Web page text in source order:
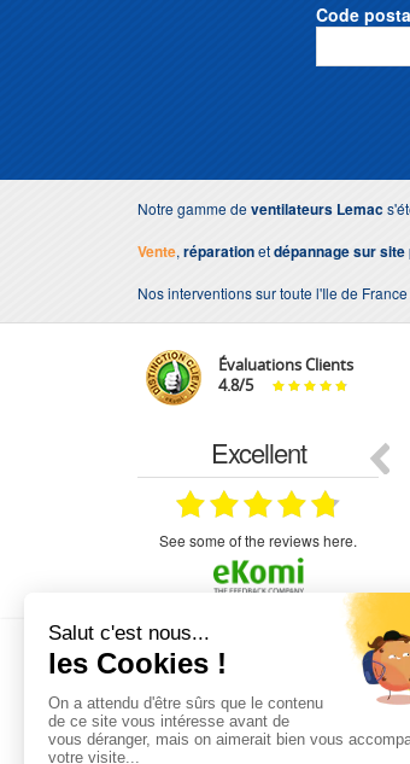
Code
Notre gamme deventilateurs Lemac
Vente, réparationetdépannage sur site
Nos interventions sur toute l'Ile de
Évaluations Clients
4.8/5
Excellent
see some of the reviews here.
07.07.2026
bien rien a dire .what else
L'EXPERTISE MOTRALEC
Depuis 1976, nous sommes
Franceen pompes de relevage, station